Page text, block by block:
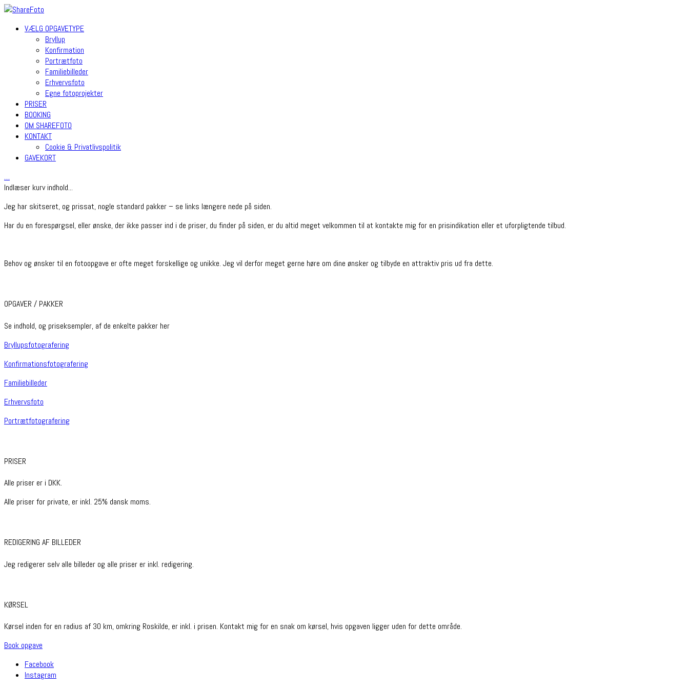
VÆLG OPGAVETYPE
Bryllup
Konfirmation
Portrætfoto
Familiebilleder
Erhvervsfoto
Egne fotoprojekter
PRISER
BOOKING
OM SHAREFOTO
KONTAKT
Cookie & Privatlivspolitik
GAVEKORT
…
Indlæser kurv indhold...
Jeg har skitseret, og prissat, nogle standard pakker – se links længere nede på siden.
Har du en forespørgsel, eller ønske, der ikke passer ind i de priser, du finder på siden, er du altid meget velkommen til at kontakte mig for en prisindikation eller et uforpligtende tilbud.
Behov og ønsker til en fotoopgave er ofte meget forskellige og unikke. Jeg vil derfor meget gerne høre om dine ønsker og tilbyde en attraktiv pris ud fra dette.
OPGAVER / PAKKER
Se indhold, og priseksempler, af de enkelte pakker her
Bryllupsfotografering
Konfirmationsfotografering
Familiebilleder
Erhvervsfoto
Portrætfotografering
PRISER
Alle priser er i DKK.
Alle priser for private, er inkl. 25% dansk moms.
REDIGERING AF BILLEDER
Jeg redigerer selv alle billeder og alle priser er inkl. redigering.
KØRSEL
Kørsel inden for en radius af 30 km, omkring Roskilde, er inkl. i prisen. Kontakt mig for en snak om kørsel, hvis opgaven ligger uden for dette område.
Book opgave
Facebook
Instagram